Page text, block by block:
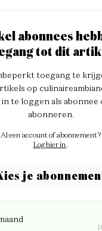
abonnees
tot dit
toegang te
op
in te loggen als abonnee
abonneren.
Al een account of abonnement?
Log hier in .
je